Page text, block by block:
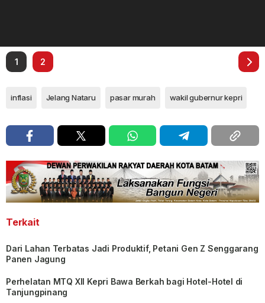
1 2
inflasi Jelang Nataru pasar murah wakil gubernur kepri
Terkait
Dari Lahan Terbatas Jadi Produktif, Petani Gen Z Senggarang
Panen Jagung
Perhelatan MTQ XII Kepri Bawa Berkah bagi Hotel-Hotel di
Tanjungpinang